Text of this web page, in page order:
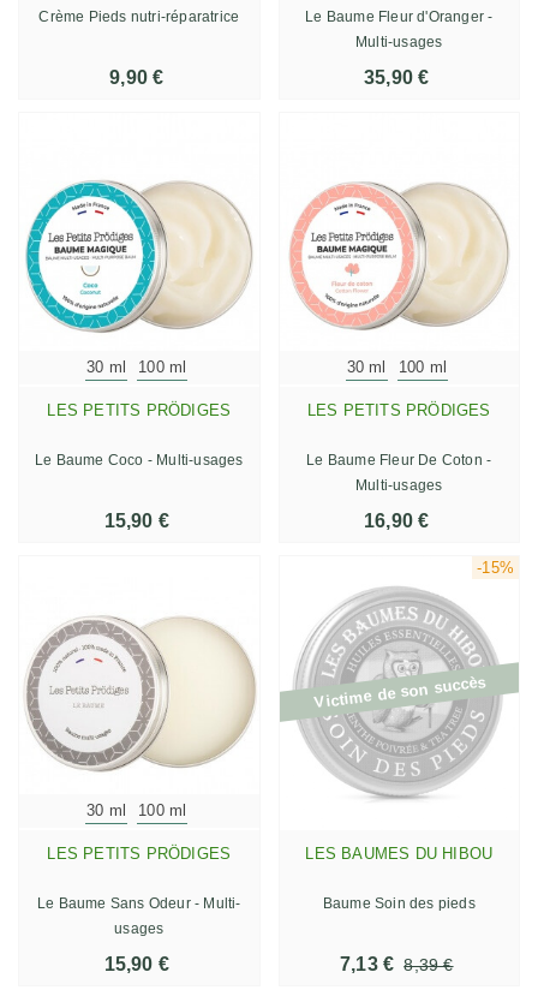
Crème Pieds nutri-réparatrice
9,90 €
Le Baume Fleur d'Oranger -
Multi-usages
35,90 €
30 ml 100 ml
LES PETITS PRÖDIGES
Le Baume Coco - Multi-usages
15,90 €
30 ml 100 ml
LES PETITS PRÖDIGES
Le Baume Fleur De Coton -
Multi-usages
16,90 €
30 ml 100 ml
LES PETITS PRÖDIGES
Le Baume Sans Odeur - Multi-
usages
15,90 €
-15%
Victime de son succès
LES BAUMES DU HIBOU
Baume Soin des pieds
7,13 € 8,39 €